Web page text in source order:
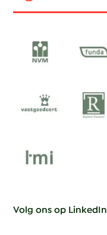
Volg ons op LinkedIn